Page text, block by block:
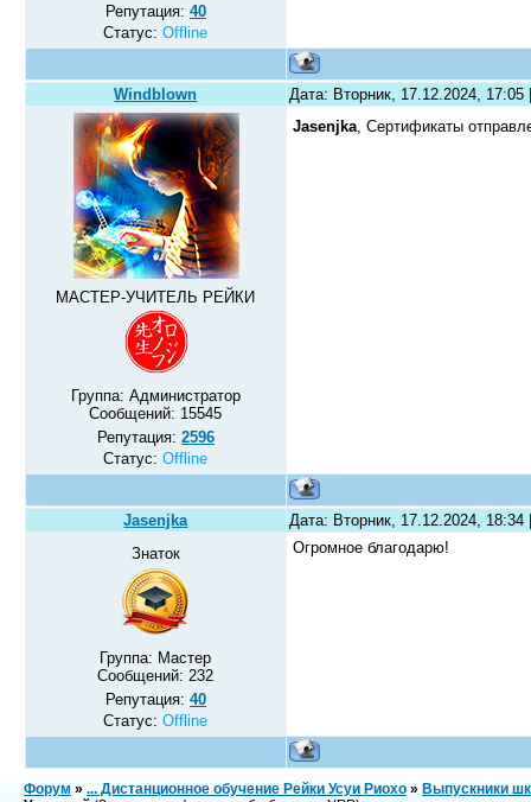
Репутация: 40
Статус:Offline
Windblown Дата: Вторник, 17.12.2024,
МАСТЕР-УЧИТЕЛЬ РЕЙКИ
Группа: Администратор
Сообщений: 15545
Репутация: 2596
Статус:Offline
Jasenjka , Сертификаты
Jasenjka
Дата: Вторник, 17.12.2024,
Знаток
Группа: Мастер
Сообщений: 232
Репутация: 40
Статус:Offline
Огромное благодарю!
Форум » ... Дистанционное обучение Рейки Усуи Риохо » Выпускники